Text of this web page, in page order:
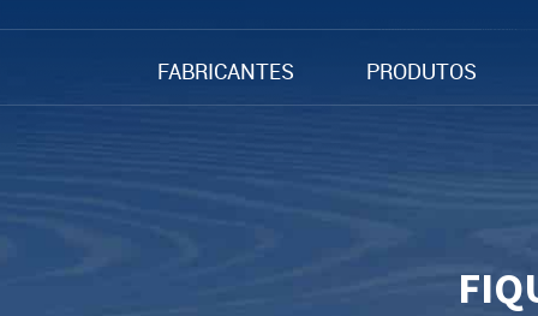
FABRICANTES PRODUTOS